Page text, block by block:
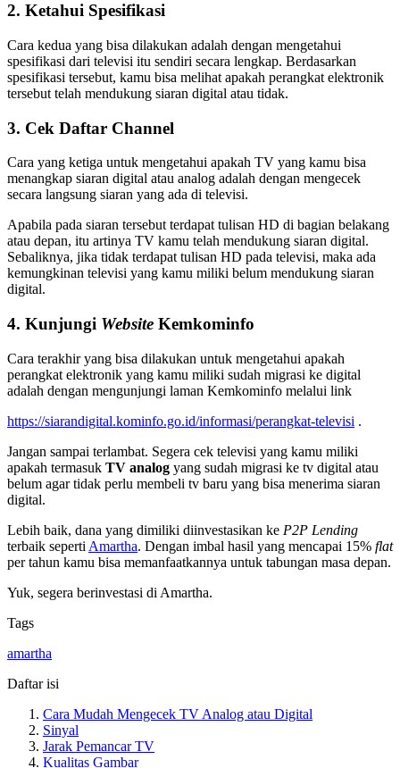
2. Ketahui Spesifikasi
Cara kedua yang bisa dilakukan adalah dengan mengetahui
spesifikasi dari televisi itu sendiri secara lengkap. Berdasarkan
spesifikasi tersebut, kamu bisa melihat apakah perangkat elektronik
tersebut telah mendukung siaran digital atau tidak.
3. Cek Daftar Channel
Cara yang ketiga untuk mengetahui apakah TV yang kamu bisa
menangkap siaran digital atau analog adalah dengan mengecek
secara langsung siaran yang ada di televisi.
Apabila pada siaran tersebut terdapat tulisan HD di bagian belakang
atau depan, itu artinya TV kamu telah mendukung siaran digital.
Sebaliknya, jika tidak terdapat tulisan HD pada televisi, maka ada
kemungkinan televisi yang kamu miliki belum mendukung siaran
digital.
4. Kunjungi Website Kemkominfo
Cara terakhir yang bisa dilakukan untuk mengetahui apakah
perangkat elektronik yang kamu miliki sudah migrasi ke digital
adalah dengan mengunjungi laman Kemkominfo melalui link
https://siarandigital.kominfo.go.id/informasi/perangkat-televisi .
Jangan sampai terlambat. Segera cek televisi yang kamu miliki
apakah termasuk TV analog yang sudah migrasi ke tv digital atau
belum agar tidak perlu membeli tv baru yang bisa menerima siaran
digital.
Lebih baik, dana yang dimiliki diinvestasikan ke P2P Lending
terbaik seperti Amartha. Dengan imbal hasil yang mencapai 15% flat
per tahun kamu bisa memanfaatkannya untuk tabungan masa depan.
Yuk, segera berinvestasi di Amartha.
Tags
amartha
Daftar isi
Cara Mudah Mengecek TV Analog atau Digital
Sinyal
Jarak Pemancar TV
Kualitas Gambar